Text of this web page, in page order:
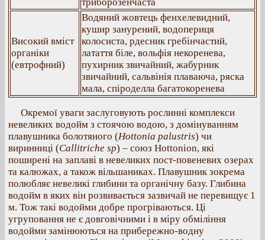
Високий вміст
органіки
(евтрофний)
Водяний жовтець фенхелевидний,
кушир занурений, водопериця
колосиста, рдесник гребінчастий,
латаття біле, вольфія некоренева,
пухирник звичайний, жабурник
звичайний, сальвінія плаваюча, ряска
мала, спіроделла багатокоренева
Окремої уваги заслуговують рослинні комплекси
невеликих водойм з стоячою водою, з домінуванням
плавушника болотяного (Hottonia palustris) чи
виринниці (Callitriche sp) – союз Hottonion, які
поширені на заплаві в невеликих пост-повеневих озерах
та калюжах, а також вільшаниках. Плавушник зокрема
полюбляє невеликі глибини та органічну базу. Глибина
водойм в яких він розвивається зазвичай не перевищує 1
м. Тож такі водойми добре прогріваються. Ці
угруповання не є довговічними і в міру обміління
водойми замінюються на прибережно-водну